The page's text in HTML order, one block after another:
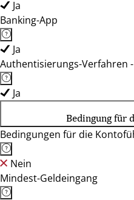
Ja
Banking-App
Ja
Authentisierungs-Verfahren
Ja
Bedingung für
Bedingungen für die
Nein
Mindest-Geldeingang